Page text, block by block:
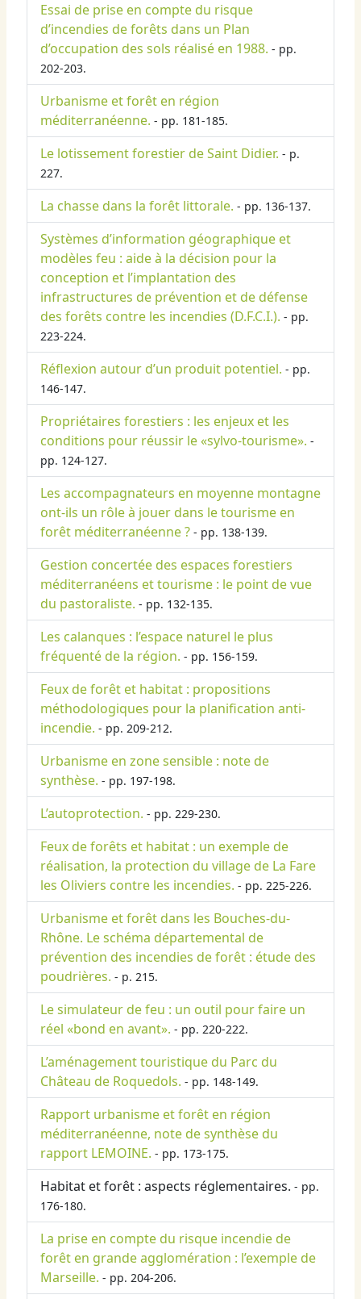
Essai de prise en compte du risque
d’incendies de forêts dans un Plan
d’occupation des sols réalisé en 1988. - pp.
202-203.
Urbanisme et forêt en région
méditerranéenne. - pp. 181-185.
Le lotissement forestier de Saint Didier. - p.
227.
La chasse dans la forêt littorale. - pp. 136-137.
Systèmes d’information géographique et
modèles feu : aide à la décision pour la
conception et l’implantation des
infrastructures de prévention et de défense
des forêts contre les incendies (D.F.C.I.). - pp.
223-224.
Réflexion autour d’un produit potentiel. - pp.
146-147.
Propriétaires forestiers : les enjeux et les
conditions pour réussir le «sylvo-tourisme». -
pp. 124-127.
Les accompagnateurs en moyenne montagne
ont-ils un rôle à jouer dans le tourisme en
forêt méditerranéenne ? - pp. 138-139.
Gestion concertée des espaces forestiers
méditerranéens et tourisme : le point de vue
du pastoraliste. - pp. 132-135.
Les calanques : l’espace naturel le plus
fréquenté de la région. - pp. 156-159.
Feux de forêt et habitat : propositions
méthodologiques pour la planification anti-
incendie. - pp. 209-212.
Urbanisme en zone sensible : note de
synthèse. - pp. 197-198.
L’autoprotection. - pp. 229-230.
Feux de forêts et habitat : un exemple de
réalisation, la protection du village de La Fare
les Oliviers contre les incendies. - pp. 225-226.
Urbanisme et forêt dans les Bouches-du-
Rhône. Le schéma départemental de
prévention des incendies de forêt : étude des
poudrières. - p. 215.
Le simulateur de feu : un outil pour faire un
réel «bond en avant». - pp. 220-222.
L’aménagement touristique du Parc du
Château de Roquedols. - pp. 148-149.
Rapport urbanisme et forêt en région
méditerranéenne, note de synthèse du
rapport LEMOINE. - pp. 173-175.
Habitat et forêt : aspects réglementaires. - pp.
176-180.
La prise en compte du risque incendie de
forêt en grande agglomération : l’exemple de
Marseille. - pp. 204-206.